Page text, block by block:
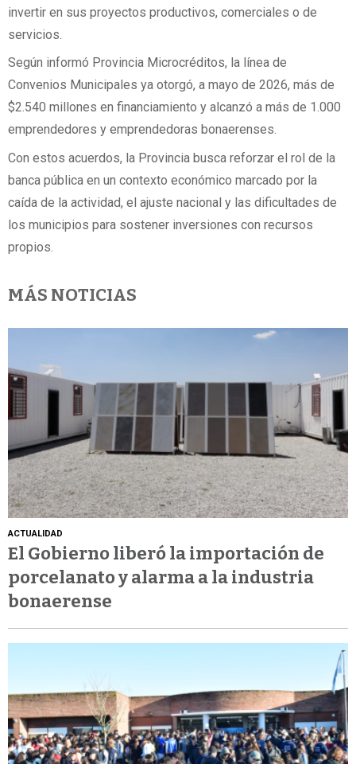
invertir en sus proyectos productivos, comerciales o de
servicios.
Según informó Provincia Microcréditos, la línea de
Convenios Municipales ya otorgó, a mayo de 2026, más de
$2.540 millones en financiamiento y alcanzó a más de 1.000
emprendedores y emprendedoras bonaerenses.
Con estos acuerdos, la Provincia busca reforzar el rol de la
banca pública en un contexto económico marcado por la
caída de la actividad, el ajuste nacional y las dificultades de
los municipios para sostener inversiones con recursos
propios.
MÁS NOTICIAS
ACTUALIDAD
El Gobierno liberó la importación de
porcelanato y alarma a la industria
bonaerense